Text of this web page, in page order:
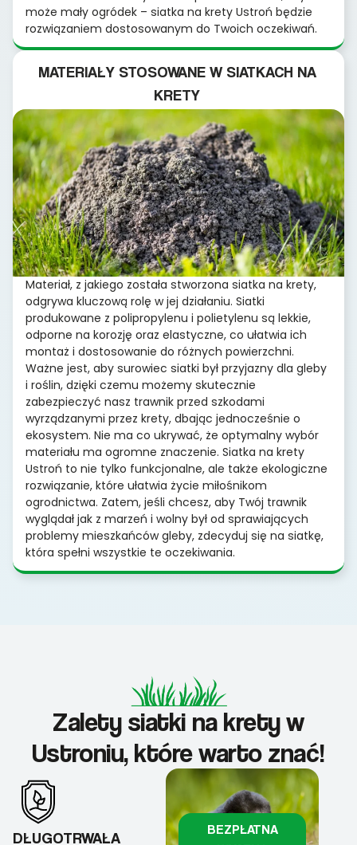
może mały ogródek – siatka na krety Ustroń będzie
rozwiązaniem dostosowanym do Twoich oczekiwań.
MATERIAŁY STOSOWANE W SIATKACH NA
KRETY
Materiał, z jakiego została stworzona siatka na krety,
odgrywa kluczową rolę w jej działaniu. Siatki
produkowane z polipropylenu i polietylenu są lekkie,
odporne na korozję oraz elastyczne, co ułatwia ich
montaż i dostosowanie do różnych powierzchni.
Ważne jest, aby surowiec siatki był przyjazny dla gleby
i roślin, dzięki czemu możemy skutecznie
zabezpieczyć nasz trawnik przed szkodami
wyrządzanymi przez krety, dbając jednocześnie o
ekosystem. Nie ma co ukrywać, że optymalny wybór
materiału ma ogromne znaczenie. Siatka na krety
Ustroń to nie tylko funkcjonalne, ale także ekologiczne
rozwiązanie, które ułatwia życie miłośnikom
ogrodnictwa. Zatem, jeśli chcesz, aby Twój trawnik
wyglądał jak z marzeń i wolny był od sprawiających
problemy mieszkańców gleby, zdecyduj się na siatkę,
która spełni wszystkie te oczekiwania.
Zalety siatki na krety w
Ustroniu, które warto znać!
DŁUGOTRWAŁA
BEZPŁATNA